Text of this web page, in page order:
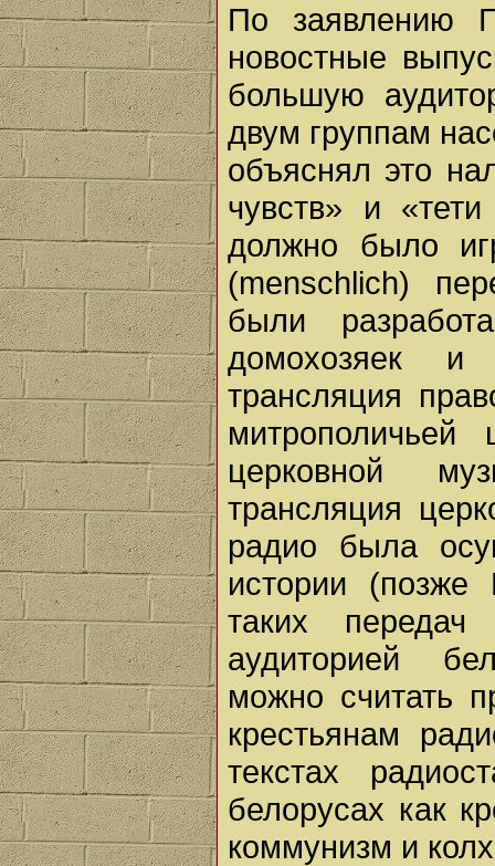
По заявлению
новостные
большую
двум группам
объяснял это
чувств» и
должно было
(menschlich)
были
домохозяек и
трансляция
митрополичьей
церковной
трансляция
радио была
истории (позже
таких
аудиторией
можно считать
крестьянам
текстах
белорусах как
коммунизм и